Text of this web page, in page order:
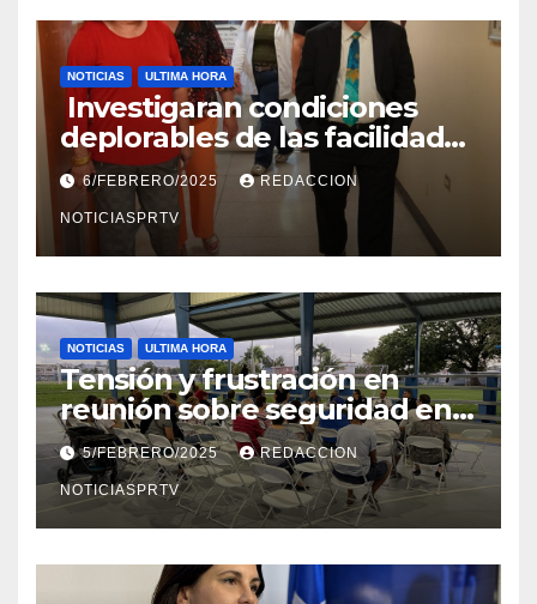
NOTICIAS ULTIMA HORA
Investigaran condiciones
deplorables de las facilidades
el Departamento de la Salud
en Mayagüez
6/FEBRERO/2025 REDACCION
NOTICIASPRTV
NOTICIAS ULTIMA HORA
Tensión y frustración en
reunión sobre seguridad en
Reparto Metropolitano
5/FEBRERO/2025 REDACCION
NOTICIASPRTV